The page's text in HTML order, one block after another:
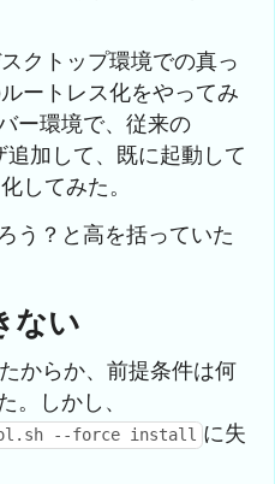
クトップ環境での真っ
ートレス化をやってみ
ー環境で、従来の
追加して、既に起動して
してみた。
う？と高を括っていた
ない
からか、前提条件は何
。しかし、
--force install に失